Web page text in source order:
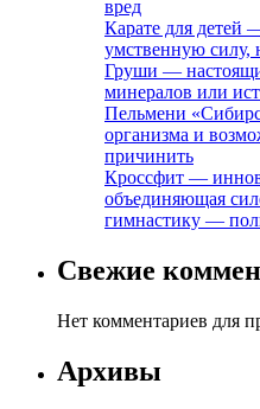
вред
Карате для детей
умственную силу,
Груши —
минералов или
Пельмени
организма и
причинить
Кроссфит —
объединяющая
гимнастику —
Свежие
Нет комментариев для
Архивы